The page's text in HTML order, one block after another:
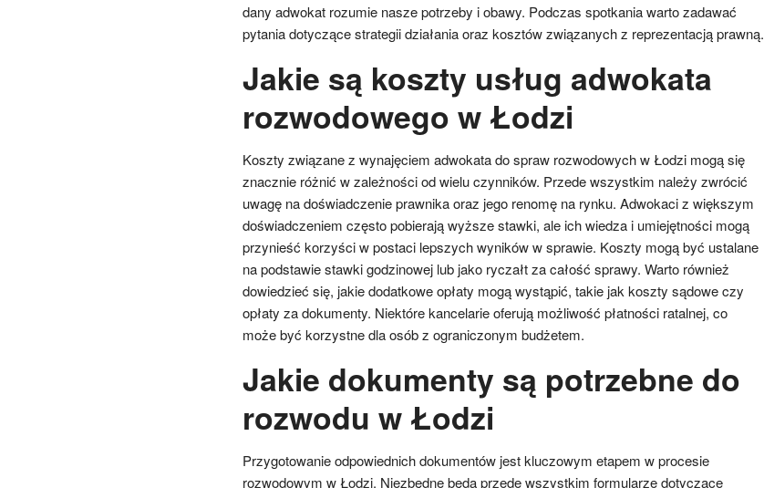
dany adwokat rozumie nasze potrzeby i obawy. Podczas spotkania warto zadawać
pytania dotyczące strategii działania oraz kosztów związanych z reprezentacją prawną.
Jakie są koszty usług adwokata
rozwodowego w Łodzi
Koszty związane z wynajęciem adwokata do spraw rozwodowych w Łodzi mogą się
znacznie różnić w zależności od wielu czynników. Przede wszystkim należy zwrócić
uwagę na doświadczenie prawnika oraz jego renomę na rynku. Adwokaci z większym
doświadczeniem często pobierają wyższe stawki, ale ich wiedza i umiejętności mogą
przynieść korzyści w postaci lepszych wyników w sprawie. Koszty mogą być ustalane
na podstawie stawki godzinowej lub jako ryczałt za całość sprawy. Warto również
dowiedzieć się, jakie dodatkowe opłaty mogą wystąpić, takie jak koszty sądowe czy
opłaty za dokumenty. Niektóre kancelarie oferują możliwość płatności ratalnej, co
może być korzystne dla osób z ograniczonym budżetem.
Jakie dokumenty są potrzebne do
rozwodu w Łodzi
Przygotowanie odpowiednich dokumentów jest kluczowym etapem w procesie
rozwodowym w Łodzi. Niezbędne będą przede wszystkim formularze dotyczące